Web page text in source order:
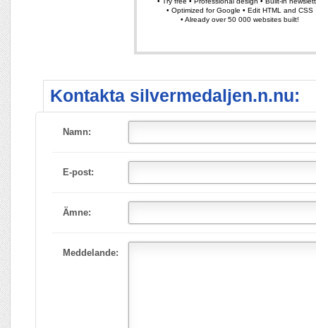
Kontakta silvermedaljen.n.nu:
Namn:
E-post:
Ämne:
Meddelande: